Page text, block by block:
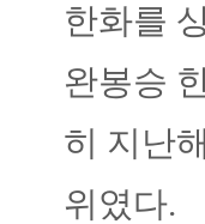
한화를
완봉승
히 지난
위였다.